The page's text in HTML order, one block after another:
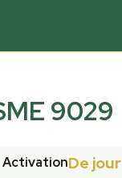
9029
ActivationDe jour